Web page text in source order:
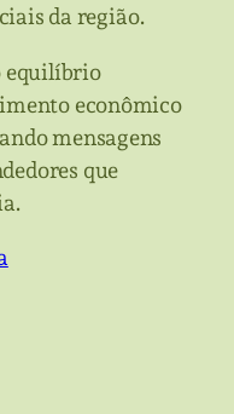
da região.
equilíbrio
econômico
mensagens
que